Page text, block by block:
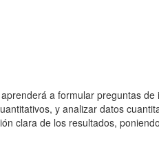
a formular preguntas
y analizar datos
clara de los resultados,